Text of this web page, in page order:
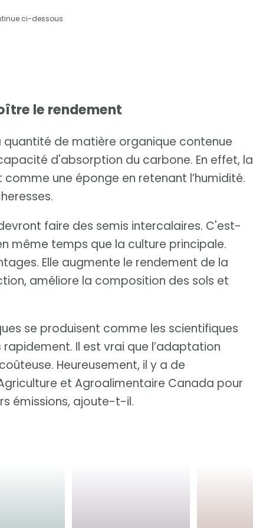
ci-dessous
le rendement
de matière organique contenue
d'absorption du carbone. En effet, la
une éponge en retenant l’humidité.
faire des semis intercalaires. C'est-
même temps que la culture principale.
Elle augmente le rendement de la
améliore la composition des sols et
se produisent comme les scientifiques
Il est vrai que l’adaptation
Heureusement, il y a de
et Agroalimentaire Canada pour
émissions, ajoute-t-il.